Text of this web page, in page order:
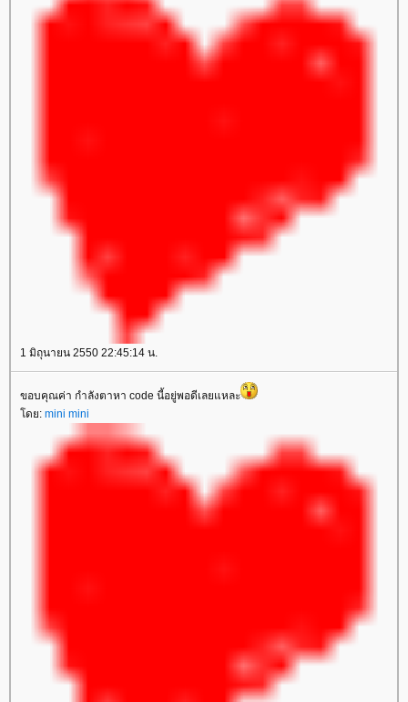
1 มิถุนายน 2550 22:45:14 น.
ขอบคุณค่า กำลังตาหา code นี้อยู่พอดีเลยแหละ
ดย: mini mini